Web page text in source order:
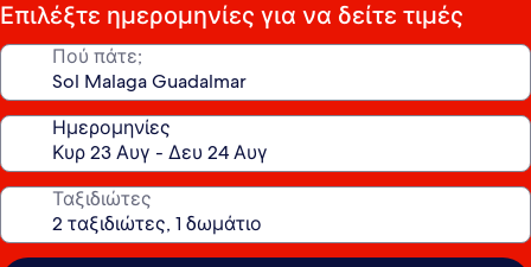
Επιλέξτε ημερομηνίες για να δείτε τιμές
Πού πάτε;
Ημερομηνίες
Ταξιδιώτες